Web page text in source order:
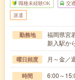
職種未経験OK 交
派遣
勤務地
福岡県宮
新入駅か
曜日頻度 月～金／
時間 6:00～